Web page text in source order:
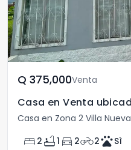
Q	375,000Venta
Casa en Zona 2 Villa Nueva
bed 2 bathtub1 directions_car 2motorcycle2petsSì